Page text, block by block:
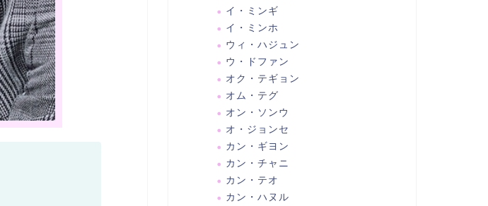
イ・ミンギ
イ・ミンホ
ウィ・ハジュン
ウ・ドファン
オク・テギョン
オム・テグ
オン・ソンウ
オ・ジョンセ
カン・ギヨン
カン・チャニ
カン・テオ
カン・ハヌル